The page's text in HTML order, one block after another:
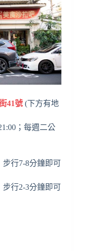
41號 (下方有地
；每週二公
行7-8分鐘即可
行2-3分鐘即可